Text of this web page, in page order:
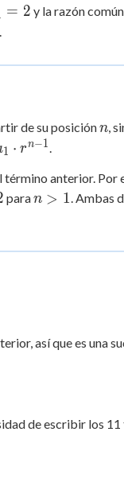
= 2 y la razón
.
de su posiciónn
n,
1 ⋅ rn−1.
anterior. Por
paran
n > 1. Ambas
así que es una
de escribir los